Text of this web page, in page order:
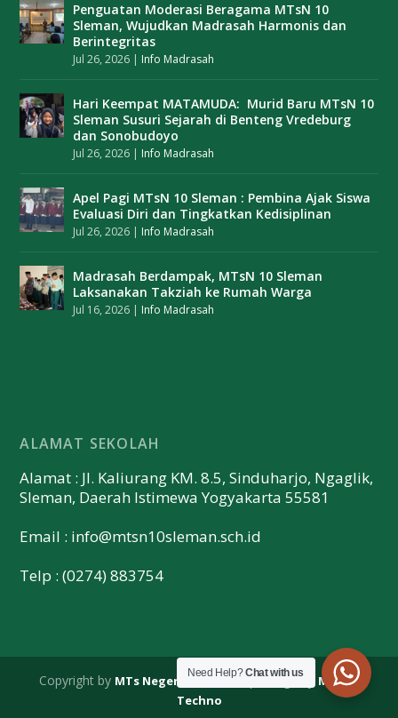
Penguatan Moderasi Beragama MTsN 10
Sleman, Wujudkan Madrasah Harmonis dan
Berintegritas
Jul 26, 2026 | Info Madrasah
Hari Keempat MATAMUDA: Murid Baru MTsN 10
Sleman Susuri Sejarah di Benteng Vredeburg
dan Sonobudoyo
Jul 26, 2026 | Info Madrasah
Apel Pagi MTsN 10 Sleman : Pembina Ajak Siswa
Evaluasi Diri dan Tingkatkan Kedisiplinan
Jul 26, 2026 | Info Madrasah
Madrasah Berdampak, MTsN 10 Sleman
Laksanakan Takziah ke Rumah Warga
Jul 16, 2026 | Info Madrasah
ALAMAT SEKOLAH
Alamat : Jl. Kaliurang KM. 8.5, Sinduharjo, Ngaglik,
Sleman, Daerah Istimewa Yogyakarta 55581
Email : info@mtsn10sleman.sch.id
Telp : (0274) 883754
Copyright by MTs Negeri 10 Sleman | Design by
Merapi
Techno
Need Help?Chat with us